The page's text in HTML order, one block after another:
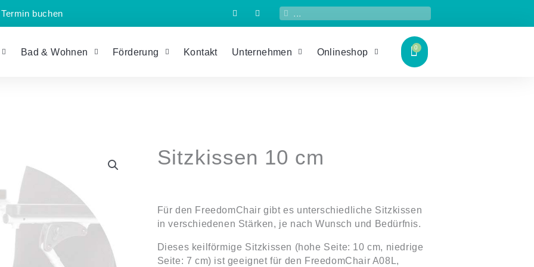
Termin buchen
a
o
o
n
g
r
Suche
Suche
Bad & Wohnen Förderung Kontakt Unternehmen Onlineshop
Sitzkissen 10 cm
Für den FreedomChair gibt es unterschiedliche Sitzkissen
in verschiedenen Stärken, je nach Wunsch und Bedürfnis.
Dieses keilförmige Sitzkissen (hohe Seite: 10 cm, niedrige
Seite: 7 cm) ist geeignet für den FreedomChair A08L,
Sitzkissen
10